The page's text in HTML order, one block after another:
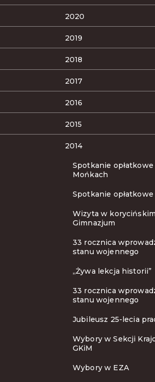
2020
2019
2018
2017
2016
2015
2014
Spotkanie
Mońkach
Spotkanie opłatkowe
Wizyta w korycińskim
Gimnazjum
33 rocznica
stanu wojennego
„Żywa lekcja historii”
33 rocznica
stanu wojennego
Jubileusz 25-lecia
Wybory w Sekcji
GKiM
Wybory w EZA